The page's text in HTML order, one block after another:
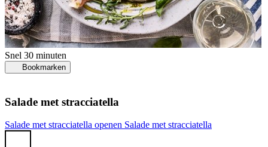
Snel 30 minuten
Bookmarken
Salade met stracciatella
Salade met stracciatella openen Salade met stracciatella